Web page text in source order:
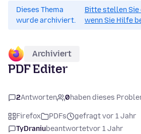
Dieses Thema
wurde archiviert.
Bitte stellen Sie
wenn Sie Hilfe
Archiviert
PDF Editer
2Antworten 0haben dieses
Firefox PDFs
gefragt vor 1 Jahr
TyDraniubeantwortetvor 1 Jahr